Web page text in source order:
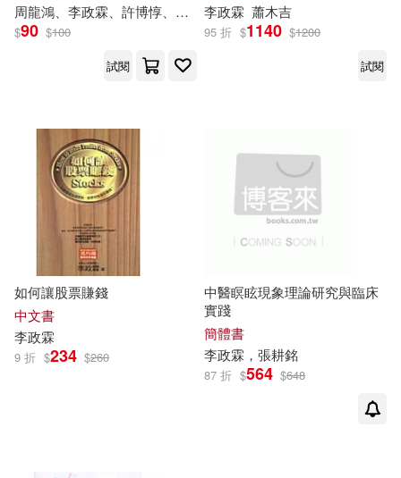
周龍鴻、 李政霖 、許博惇、曾文仙
$90 $100
試閱
李政霖 蕭木吉
95 折 $1140 $1200
試閱
如何讓股票賺錢
中文書
李政霖
9 折 $234 $260
中醫瞑眩現象理論研究與臨床
實踐
簡體書
李政霖 ，張耕銘
87 折 $564 $648